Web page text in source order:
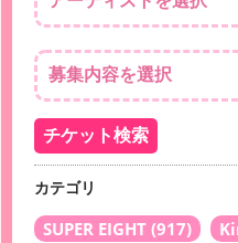
カテゴリ
SUPER EIGHT (917)